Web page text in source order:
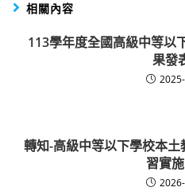
相關內容
113學年度全國高級中等以
果發
轉知-高級中等以下學校本
習實